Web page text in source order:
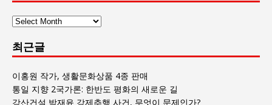
사
과
사
회
글
목
최근글
이홍원 작가, 생활문화상품 4종 판매
통일 지향 2국가론: 한반도 평화의 새로운 길
강산건설 박재윤 강제추행 사건, 무엇이 문제인가?